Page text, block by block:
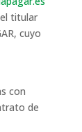
titular
cuyo
con
de